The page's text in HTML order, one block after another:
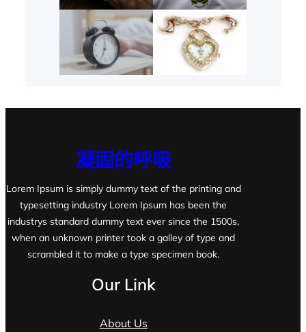
凝固的呼吸
Lorem Ipsum is simply dummy text of the printing and
typesetting industry Lorem Ipsum has been the
industrys standard dummy text ever since the 1500s,
when an unknown printer took a galley of type and
scrambled it to make a type specimen book.
Our Link
About Us